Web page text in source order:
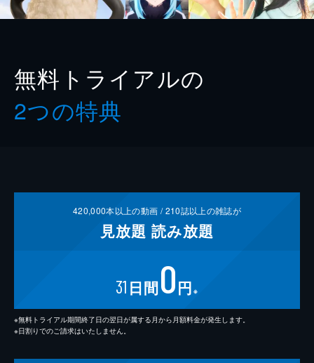
無料トライアルの
2つの特典
420,000本以上の動画 /210誌以上の雑誌が
見放題 読み放題
31 日間0円 ※
※無料トライアル期間終了日の翌日が属する月から月額料金が発生します。
※日割りでのご請求はいたしません。